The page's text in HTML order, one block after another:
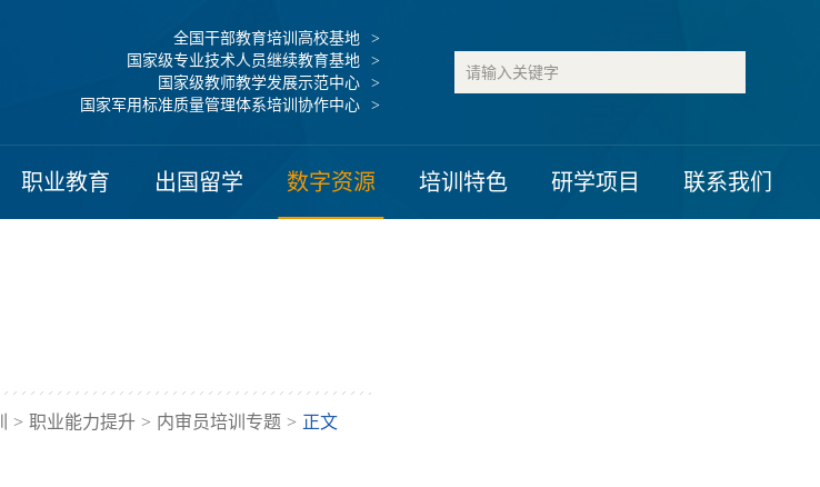
全国干部教育培训高校基地
国家级专业技术人员继续教育基地
国家级教师教学发展示范中心
国家军用标准质量管理体系培训协作中心
职业教育 出国留学 数字资源 培训特色 研学项目 联系我们
> 职业能力提升 > 内审员培训专题 > 正文